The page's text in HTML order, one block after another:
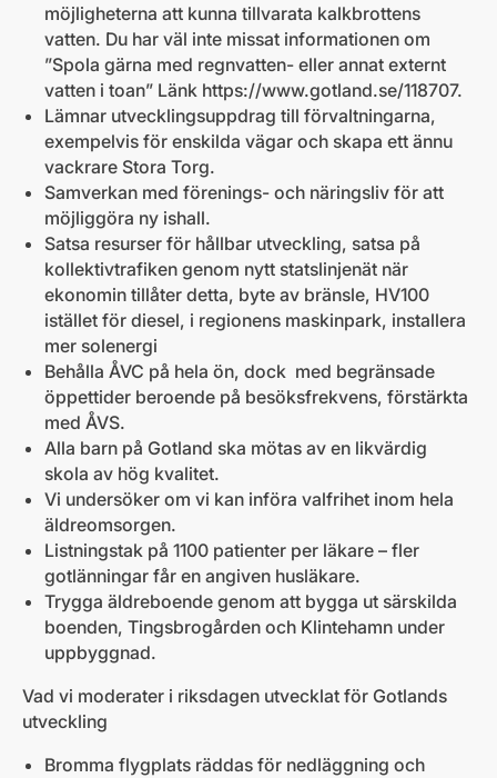
möjligheterna att kunna tillvarata kalkbrottens
vatten. Du har väl inte missat informationen om
”Spola gärna med regnvatten- eller annat externt
vatten i toan” Länk https://www.gotland.se/118707.
Lämnar utvecklingsuppdrag till förvaltningarna,
exempelvis för enskilda vägar och skapa ett ännu
vackrare Stora Torg.
Samverkan med förenings- och näringsliv för att
möjliggöra ny ishall.
Satsa resurser för hållbar utveckling, satsa på
kollektivtrafiken genom nytt statslinjenät när
ekonomin tillåter detta, byte av bränsle, HV100
istället för diesel, i regionens maskinpark, installera
mer solenergi
Behålla ÅVC på hela ön, dock med begränsade
öppettider beroende på besöksfrekvens, förstärkta
med ÅVS.
Alla barn på Gotland ska mötas av en likvärdig
skola av hög kvalitet.
Vi undersöker om vi kan införa valfrihet inom hela
äldreomsorgen.
Listningstak på 1100 patienter per läkare – fler
gotlänningar får en angiven husläkare.
Trygga äldreboende genom att bygga ut särskilda
boenden, Tingsbrogården och Klintehamn under
uppbyggnad.
Vad vi moderater i riksdagen utvecklat för Gotlands
utveckling
Bromma flygplats räddas för nedläggning och